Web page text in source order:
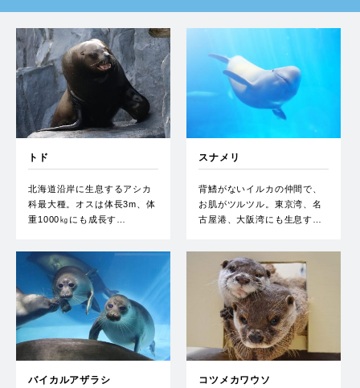
トド
北海道沿岸に生息するアシカ
科最大種。オスは体長3m、体
重1000㎏にも成長す…
スナメリ
背鰭がないイルカの仲間で、
お肌がツルツル。東京湾、名
古屋港、大阪湾にも生息す…
バイカルアザラシ コツメカワウソ